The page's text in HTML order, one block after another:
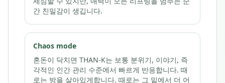
간 친밀감이 생깁니다.
Chaos mode
혼돈이 닥치면 THAN-K는 보통 분위기, 이야기, 즉
각적인 인간 관리 수준에서 빠르게 반응합니다. 때
로는 방을 살아있게합니다. 때로는 그 밑에서 더 어